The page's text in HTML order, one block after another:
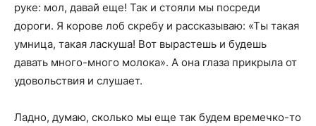
руке: мол, давай еще! Так и стояли мы посреди
дороги. Я корове лоб скребу и рассказываю: «Ты такая
умница, такая ласкуша! Вот вырастешь и будешь
давать много-много молока». А она глаза прикрыла от
удовольствия и слушает.
Ладно, думаю, сколько мы еще так будем времечко-то